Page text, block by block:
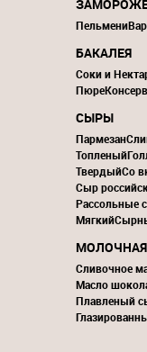
Пельмени
БАКАЛЕЯ
Соки и
Пюре
СЫРЫ
Пармезан
Топленый
ТвердыйСо
Сыр
Рассольные
Мягкий
Сливочное
Масло
Плавленый